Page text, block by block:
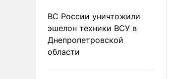
ВС России уничтожили
эшелон техники ВСУ в
Днепропетровской
области